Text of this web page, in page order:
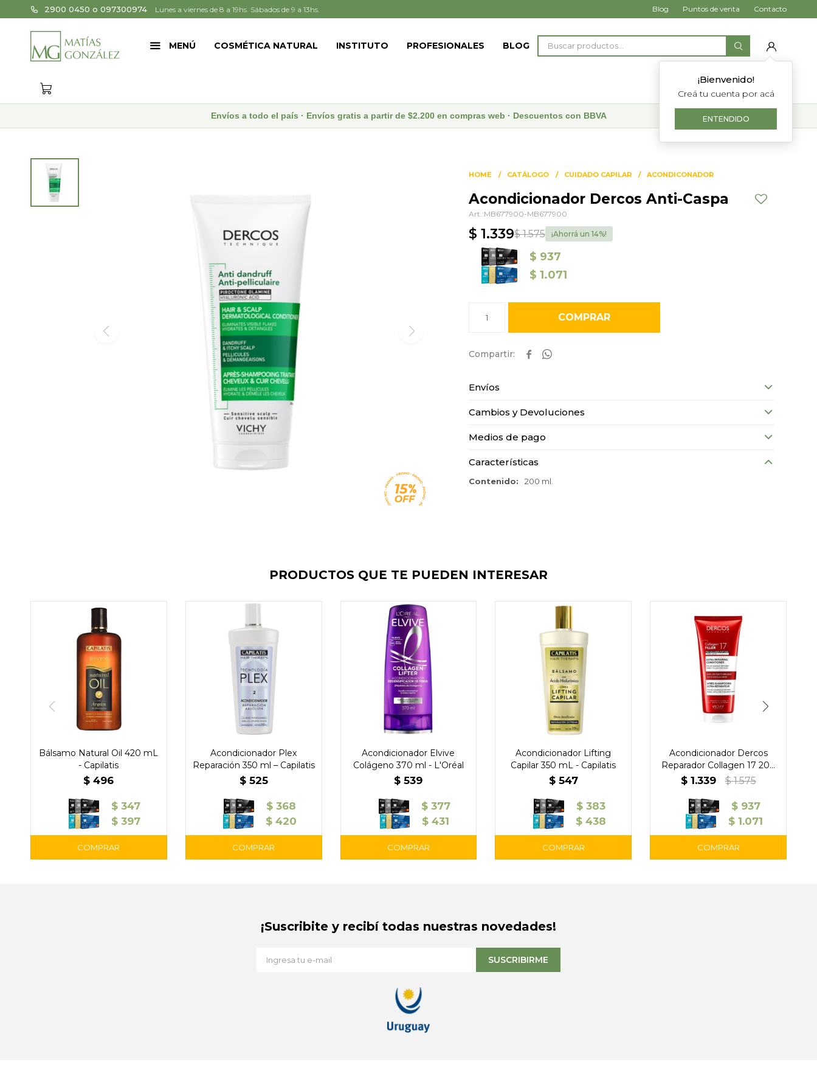
MENÚ COSMÉTICA NATURAL INSTITUTO PROFESIONALES BLOG
¡Bienvenido!
Creá tu cuenta por acá
ENTENDIDO
2900 0450 o 097300974 Lunes a viernes de 8 a 19hs. Sábados de 9 a 13hs. Blog Puntos de venta Contacto
Envíos a todo el país · Envíos gratis a partir de $2.200 en compras web · Descuentos con BBVA
HOME CATÁLOGO CUIDADO CAPILAR ACONDICONADOR
Acondicionador Dercos Anti-Caspa
MB677900-MB677900
$ 1.339$ 1.575 14
$ 937
$ 1.071
1 COMPRAR
 
Envíos
Cambios y Devoluciones
Medios de pago
Características
Contenido 200 ml.
PRODUCTOS QUE TE PUEDEN INTERESAR
Bálsamo Natural Oil 420 mL
- Capilatis
$ 496
$ 347
$ 397
Acondicionador Plex
Reparación 350 ml – Capilatis
$ 525
$ 368
$ 420
Acondicionador Elvive
Colágeno 370 ml - L'Oréal
$ 539
$ 377
$ 431
Acondicionador Lifting
Capilar 350 mL - Capilatis
$ 547
$ 383
$ 438
Acondicionador Dercos
Reparador Collagen 17 200
ml - Vichy
$ 1.339 $ 1.575
$ 937
$ 1.071
¡Suscribite y recibí todas nuestras novedades!
SUSCRIBIRME